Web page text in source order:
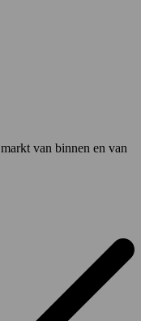
van binnen en van